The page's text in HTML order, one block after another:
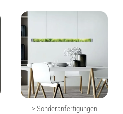
> Sonderanfertigungen